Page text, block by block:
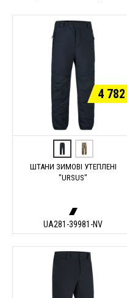
4 782
ШТАНИ ЗИМОВІ УТЕПЛЕНІ
"URSUS"
UA281-39981-NV